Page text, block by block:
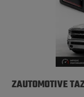
ZAUTOMOTIVE